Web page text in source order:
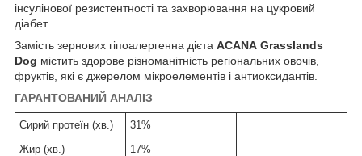
інсулінової резистентності та захворювання на цукровий
діабет.
Замість зернових гіпоалергенна дієта ACANA Grasslands
Dog містить здорове різноманітність регіональних овочів,
фруктів, які є джерелом мікроелементів і антиоксидантів.
ГАРАНТОВАНИЙ АНАЛІЗ
Сирий протеїн (хв.)
31%
Жир (хв.)
17%